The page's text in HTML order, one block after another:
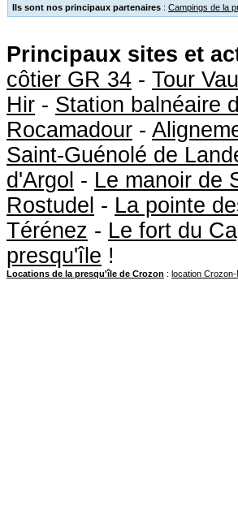
Ils sont nos principaux partenaires : Campings de la
Principaux sites et
côtier GR 34 - Tour
Hir - Station balnéaire
Rocamadour -
Saint-Guénolé de
d'Argol - Le manoir de
Rostudel - La pointe
Térénez - Le fort du
presqu'île !
Locations de la presqu'île de Crozon : location